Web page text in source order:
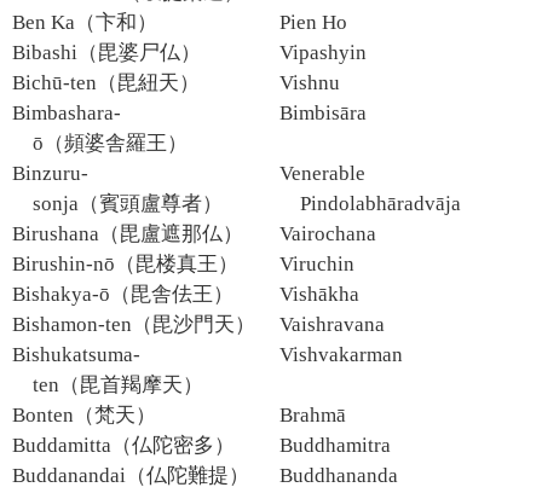
Ben Ka（卞和）
Pien Ho
Bibashi（毘婆尸仏）
Vipashyin
Bichū-ten（毘紐天）
Vishnu
Bimbashara-
ō（頻婆舎羅王）
Bimbisāra
Binzuru-
sonja（賓頭盧尊者）
Venerable
Pindolabhāradvāja
Birushana（毘盧遮那仏）
Vairochana
Birushin-nō（毘楼真王）
Viruchin
Bishakya-ō（毘舎佉王）
Vishākha
Bishamon-ten（毘沙門天）
Vaishravana
Bishukatsuma-
ten（毘首羯摩天）
Vishvakarman
Bonten（梵天）
Brahmā
Buddamitta（仏陀密多）
Buddhamitra
Buddanandai（仏陀難提）
Buddhananda